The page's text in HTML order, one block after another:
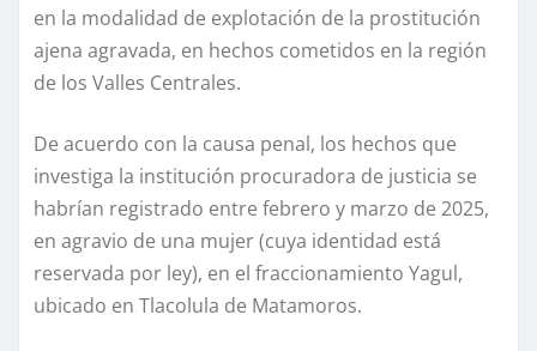
en la modalidad de explotación de la prostitución
ajena agravada, en hechos cometidos en la región
de los Valles Centrales.
De acuerdo con la causa penal, los hechos que
investiga la institución procuradora de justicia se
habrían registrado entre febrero y marzo de 2025,
en agravio de una mujer (cuya identidad está
reservada por ley), en el fraccionamiento Yagul,
ubicado en Tlacolula de Matamoros.